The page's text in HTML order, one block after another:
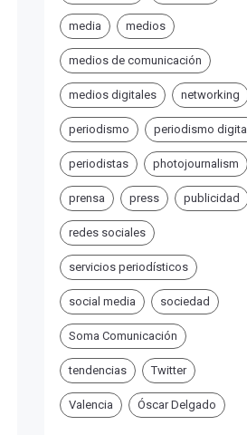
media medios
medios de comunicación
medios digitales networking
periodismo periodismo digital
periodistas photojournalism
prensa press publicidad
redes sociales
servicios periodísticos
social media sociedad
Soma Comunicación
tendencias Twitter
Valencia Óscar Delgado